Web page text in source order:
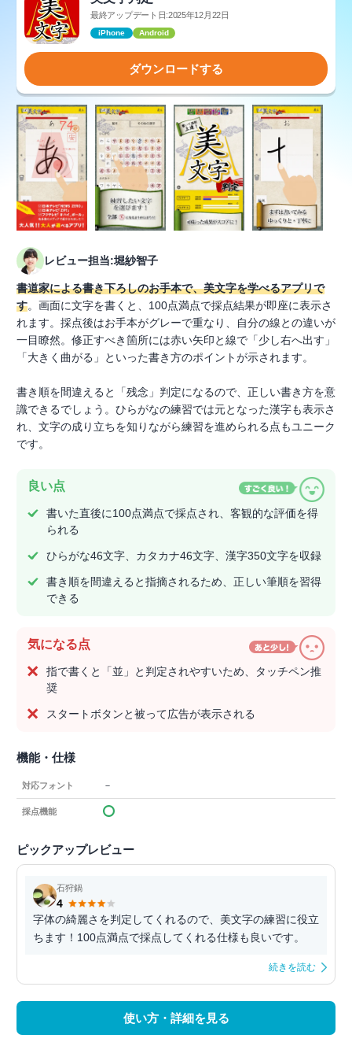
最終アップデート日:2025年12月22日
iPhone Android
ダウンロードする
レビュー担当:堀紗智子
書道家による書き下ろしのお手本で、美文字を学べるアプリで
す。画面に文字を書くと、100点満点で採点結果が即座に表示さ
れます。採点後はお手本がグレーで重なり、自分の線との違いが
一目瞭然。修正すべき箇所には赤い矢印と線で「少し右へ出す」
「大きく曲がる」といった書き方のポイントが示されます。
書き順を間違えると「残念」判定になるので、正しい書き方を意
識できるでしょう。ひらがなの練習では元となった漢字も表示さ
れ、文字の成り立ちを知りながら練習を進められる点もユニーク
です。
良い点
書いた直後に100点満点で採点され、客観的な評価を得
られる
ひらがな46文字、カタカナ46文字、漢字350文字を収録
書き順を間違えると指摘されるため、正しい筆順を習得
できる
気になる点
指で書くと「並」と判定されやすいため、タッチペン推
奨
スタートボタンと被って広告が表示される
機能・仕様
対応フォント －
採点機能
ピックアップレビュー
石狩鍋
4
字体の綺麗さを判定してくれるので、美文字の練習に役立
ちます！100点満点で採点してくれる仕様も良いです。
続きを読む
使い方・詳細を見る